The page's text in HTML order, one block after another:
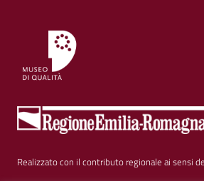
Realizzato con il contributo regionale ai sensi